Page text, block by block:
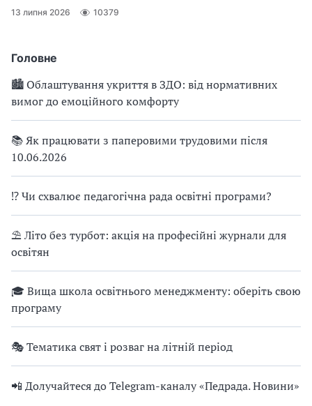
Головне
🏙 Облаштування укриття в ЗДО: від нормативних
вимог до емоційного комфорту
📚 Як працювати з паперовими трудовими після
10.06.2026
⁉ Чи схвалює педагогічна рада освітні програми?
⛱ Літо без турбот: акція на професійні журнали для
освітян
🎓 Вища школа освітнього менеджменту: оберіть свою
програму
🎭 Тематика свят і розваг на літній період
📲 Долучайтеся до Telegram-каналу «Педрада. Новини»
13 липня 2026 10379